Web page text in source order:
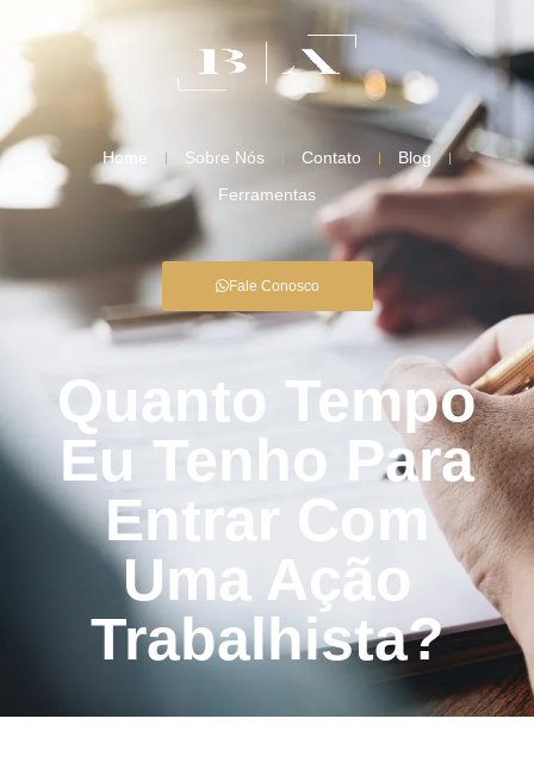
Home Sobre Nós Contato
Blog
Ferramentas
Fale Conosco
Quanto Tempo
Eu Tenho Para
Entrar Com
Uma Ação
Trabalhista?